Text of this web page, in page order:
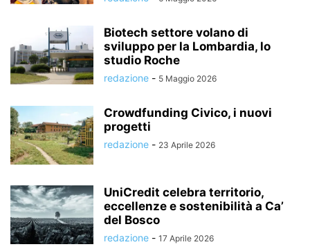
Biotech settore volano di
sviluppo per la Lombardia, lo
studio Roche
redazione - 5 Maggio 2026
Crowdfunding Civico, i nuovi
progetti
redazione - 23 Aprile 2026
UniCredit celebra territorio,
eccellenze e sostenibilità a Ca’
del Bosco
redazione - 17 Aprile 2026